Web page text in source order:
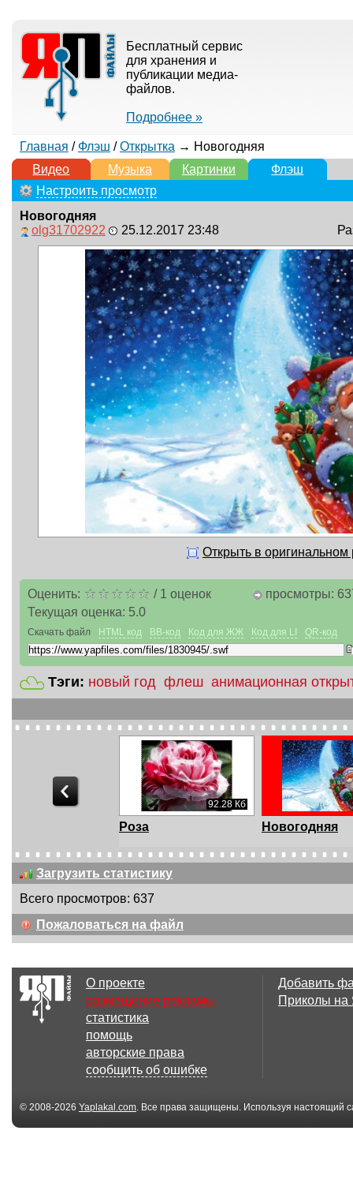
Бесплатный сервис
для хранения и
публикации медиа-
файлов.
Подробнее »
Главная / Флэш /Открытка → Новогодняя
Видео
Музыка Картинки
Флэш
Настроить просмотр
Новогодняя
olg31702922
25.12.2017 23:48
Открыть в оригинальном
Оценить: / 1 оценок
Текущая оценка: 5.0
просмотры:
Скачать файл HTML код BB-код Код для ЖЖ Код для LI QR-код
Тэги: новый год флеш анимационная
168.01 Кб 92.28 Кб
Роза Новогодняя
Загрузить статистику
Всего просмотров: 637
Пожаловаться на файл
О проекте
размещение рекламы
статистика
помощь
авторские права
сообщить об ошибке
Добавить
Приколы
© 2008-2026 Yaplakal.com. Все права защищены. Используя настоящий